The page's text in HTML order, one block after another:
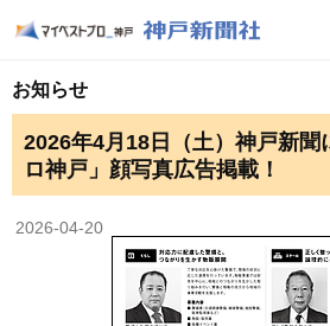
お知らせ
2026年4月18日（土）神戸新聞
ロ神戸」顔写真広告掲載！
2026-04-20